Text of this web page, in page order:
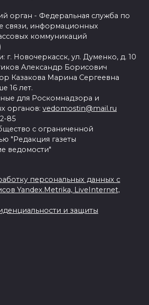
орган - Федеральная служба по
связи, информационных
коммуникаций
г. Новочеркасск, ул. Думенко, д. 10
Александр Борисович
Казакова Марина Сергеевна
16 лет.
для Роскомнадзора и
органов: vedomostin@mail.ru
85
с ограниченной
"Редакция газеты
ведомости"
персональных данных с
Yandex.Metrika, LiveInternet,
и защиты